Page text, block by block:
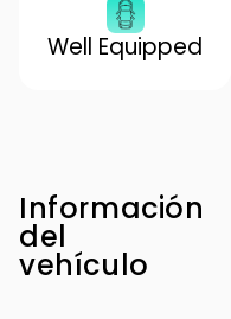
Well Equipped
Información
del
vehículo